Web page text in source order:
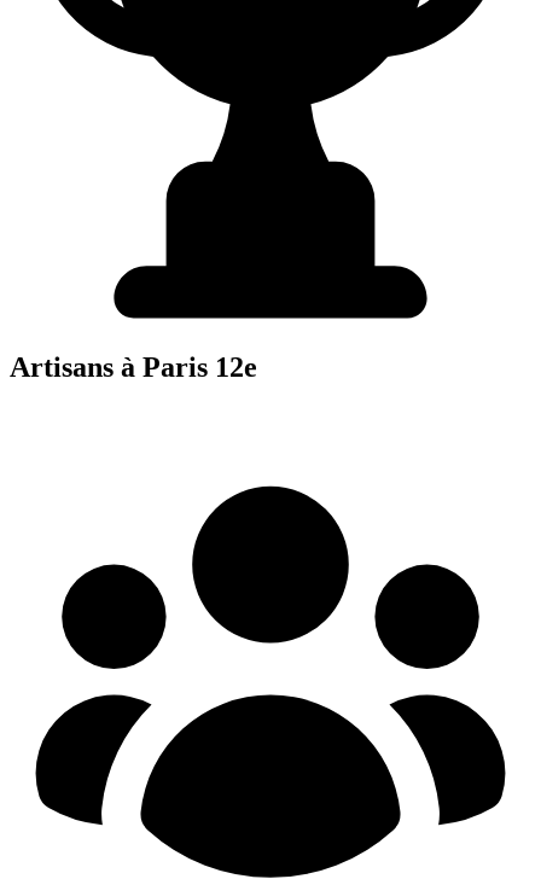
Artisans à Paris 12e